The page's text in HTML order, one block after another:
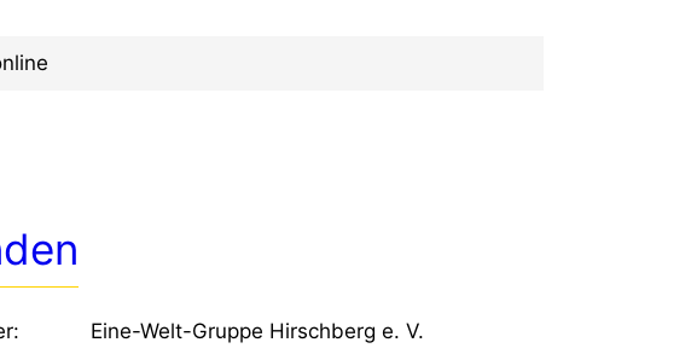
Eine-Welt-Gruppe Hirschberg e. V.